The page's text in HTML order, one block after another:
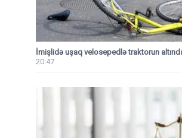
İmişlidə uşaq velosepedlə traktorun
20:47